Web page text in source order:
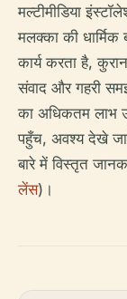
मल्टीमीडिया
मलक्का की
कार्य करता है,
संवाद और गहरी
का अधिकतम लाभ
पहुँच, अवश्य देखे
बारे में विस्तृत
लेंस)।